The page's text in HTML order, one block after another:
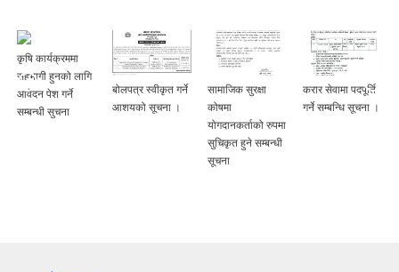
कृषि कार्यक्रममा
सहभागी हुनको लागि
आवेदन पेश गर्ने
सम्बन्धी सुचना
बोलपत्र स्वीकृत गर्ने
आशयको सूचना ।
सामाजिक सुरक्षा
कोषमा
योगदानकर्ताको रुपमा
सुचिकृत हुने सम्बन्धी
सूचना
करार सेवामा पदपूर्ति
गर्ने सम्बन्धि सूचना ।